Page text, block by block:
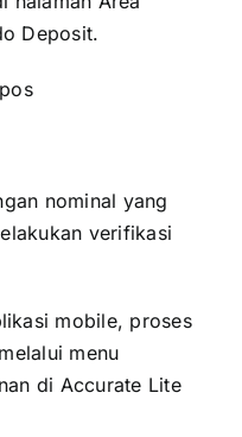
Deposit.
nominal yang
verifikasi
mobile, proses
menu
di Accurate Lite